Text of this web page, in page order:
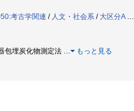
考古学関連 / 人文・社会系 / 大区分A …
包埋炭化物測定法 … もっと見る